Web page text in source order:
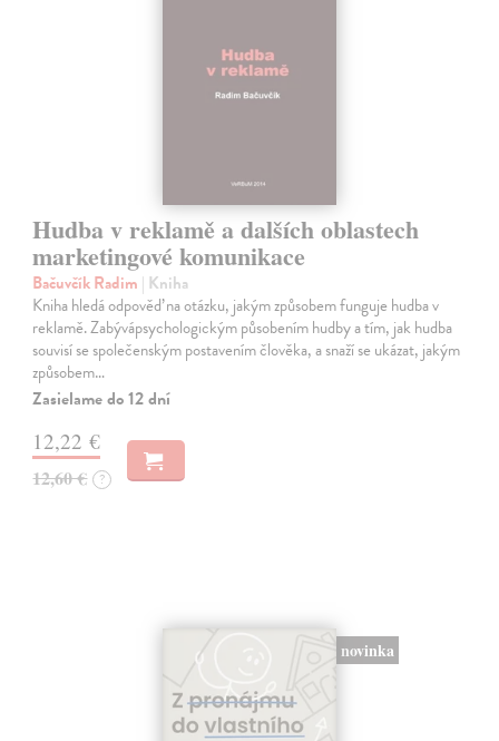
Hudba v reklamě a dalších oblastech
marketingové komunikace
Bačuvčík Radim | Kniha
Kniha hledá odpověď na otázku, jakým způsobem funguje hudba v
reklamě. Zabývápsychologickým působením hudby a tím, jak hudba
souvisí se společenským postavením člověka, a snaží se ukázat, jakým
způsobem…
Zasielame do 12 dní
12,22 €
12,60 € ?
novinka